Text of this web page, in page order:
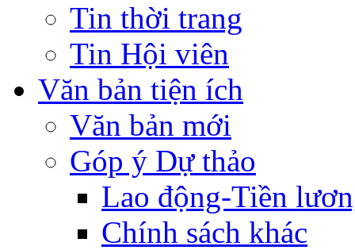
Tin thời trang
Tin Hội viên
Văn bản tiện ích
Văn bản mới
Góp ý Dự thảo
Lao động-Tiền
Chính sách khác